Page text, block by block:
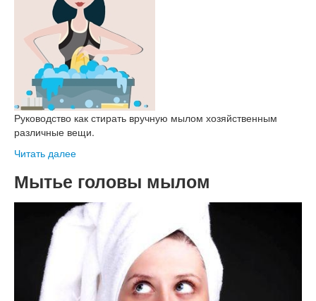
Руководство как стирать вручную мылом хозяйственным
различные вещи.
Читать далее
Мытье головы мылом